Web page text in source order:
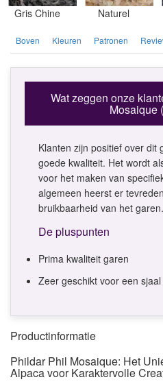
Gris Chine Naturel
Boven Kleuren Patronen
Wat zeggen onze
Mosaique
Klanten zijn positief over dit
goede kwaliteit. Het wordt
voor het maken van
algemeen heerst er
bruikbaarheid van het garen.
De pluspunten
Prima kwaliteit garen
Zeer geschikt voor een
Productinformatie
Phildar Phil Mosaique: Het
Alpaca voor Karaktervolle